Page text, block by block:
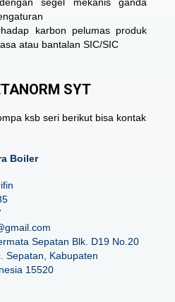
karbon pelumas produk
atau bantalan SIC/SIC
SYT
ksb seri berikut bisa kontak
Boiler
Sepatan Blk. D19 No.20
Sepatan, Kabupaten
15520